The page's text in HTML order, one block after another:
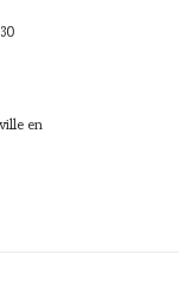
en